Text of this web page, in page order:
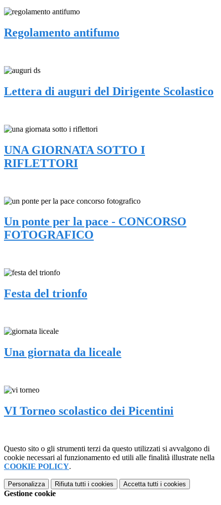
Regolamento antifumo
Lettera di auguri del Dirigente Scolastico
UNA GIORNATA SOTTO I
RIFLETTORI
Un ponte per la pace - CONCORSO
FOTOGRAFICO
Festa del trionfo
Una giornata da liceale
VI Torneo scolastico dei Picentini
Questo sito o gli strumenti terzi da questo utilizzati si avvalgono di
cookie necessari al funzionamento ed utili alle finalità illustrate nella
COOKIE POLICY.
Personalizza Rifiuta tutti i cookies Accetta tutti i cookies
Gestione cookie